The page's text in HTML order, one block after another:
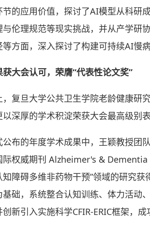
的应用价值，探讨了AI模型从科研
伦理规范等现实挑战，并从产学研
方面，深入探讨了构建可持续AI慢
获大会认可，荣膺“代表性论文奖”
复旦大学公共卫生学院老龄健康研
深厚的学术积淀荣获大会最高级别
布的年度学术成果中，王颖教授团
际权威期刊 Alzheimer's & Dementia
障碍多维非药物干预”领域的研究
础，系统整合认知训练、体力活动
新引入实施科学CFIR-ERIC框架，